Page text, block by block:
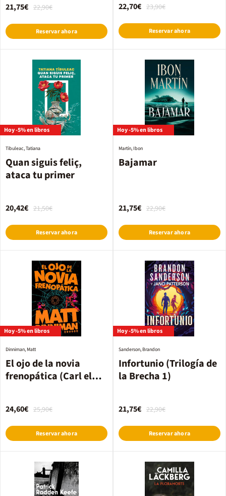
22,90€
21,75€
Reservar ahora
23,90€
22,70€
Reservar ahora
Hoy -5% en libros
Quan siguis feliç,
ataca tu primer
Tibuleac, Tatiana
21,50€
20,42€
Reservar ahora
Hoy -5% en libros
Bajamar
Martín, Ibon
22,90€
21,75€
Reservar ahora
Hoy -5% en libros
El ojo de la novia
frenopática (Carl el
Dinniman, Matt
25,90€
24,60€
Reservar ahora
Hoy -5% en libros
Infortunio (Trilogía de
la Brecha 1)
Sanderson, Brandon
22,90€
21,75€
Reservar ahora